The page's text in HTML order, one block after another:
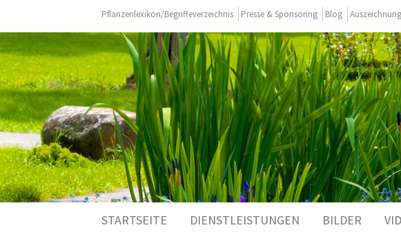
Pflanzenlexikon/Begriffeverzeichnis Presse & Sponsoring Blog
Inhalt
STARTSEITE DIENSTLEISTUNGEN BILDER